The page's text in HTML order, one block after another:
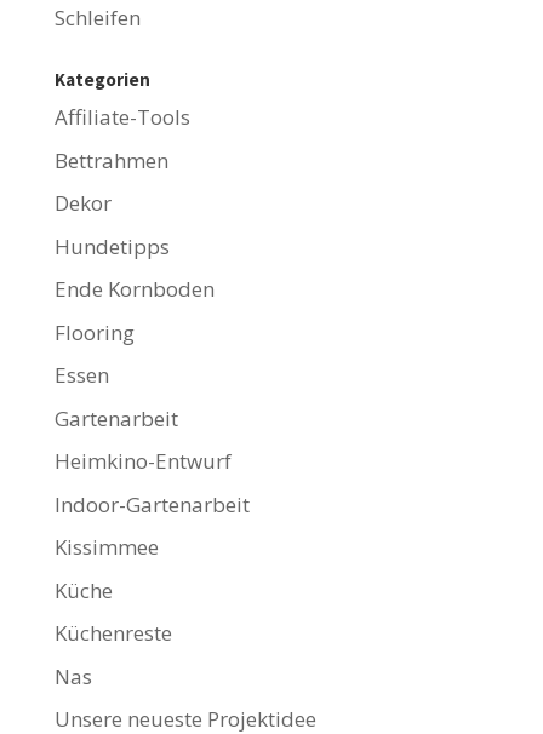
Schleifen
Kategorien
Affiliate-Tools
Bettrahmen
Dekor
Hundetipps
Ende Kornboden
Flooring
Essen
Gartenarbeit
Heimkino-Entwurf
Indoor-Gartenarbeit
Kissimmee
Küche
Küchenreste
Nas
Unsere neueste Projektidee